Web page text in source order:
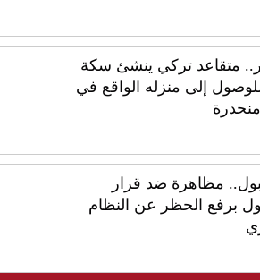
متقاعد تركي ينشئ سكة
إلى منزله الواقع في
مظاهرة ضد قرار
برفع الحظر عن النظام